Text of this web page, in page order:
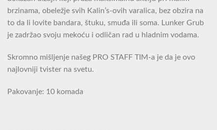
brzinama, obeležje svih Kalin’s-ovih varalica, bez obzira na
to da li lovite bandara, štuku, smuđa ili soma. Lunker Grub
je zadržao svoju mekoću i odličan rad u hladnim vodama.
Skromno mišljenje našeg PRO STAFF TIM-a je da je ovo
najlovniji tvister na svetu.
Pakovanje: 10 komada